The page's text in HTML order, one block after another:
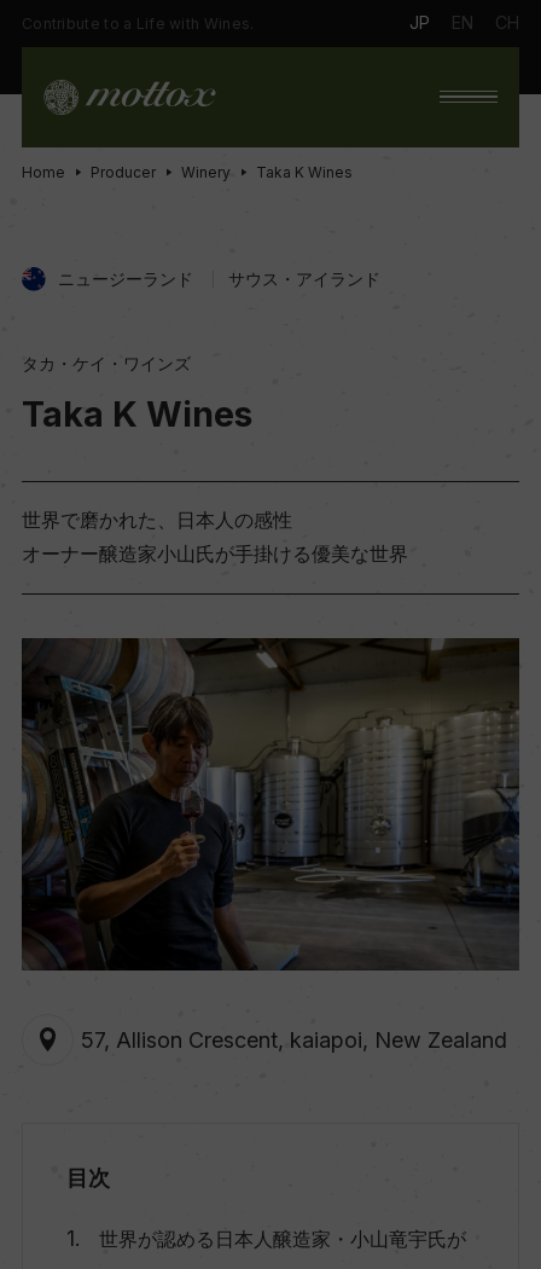
Contribute to a Life with Wines. JP EN CH
Home Producer Winery Taka K Wines
ニュージーランド サウス・アイランド
タカ・ケイ・ワインズ
Taka K Wines
世界で磨かれた、日本人の感性
オーナー醸造家小山氏が手掛ける優美な世界
57, Allison Crescent, kaiapoi, New Zealand
目次
世界が認める日本人醸造家・小山竜宇氏が